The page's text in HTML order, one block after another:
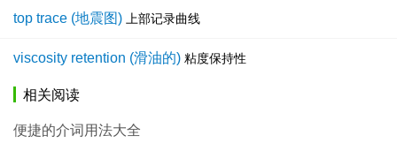
top trace (地震图) 上部记录曲线
viscosity retention (滑油的) 粘度保持性
相关阅读
便捷的介词用法大全